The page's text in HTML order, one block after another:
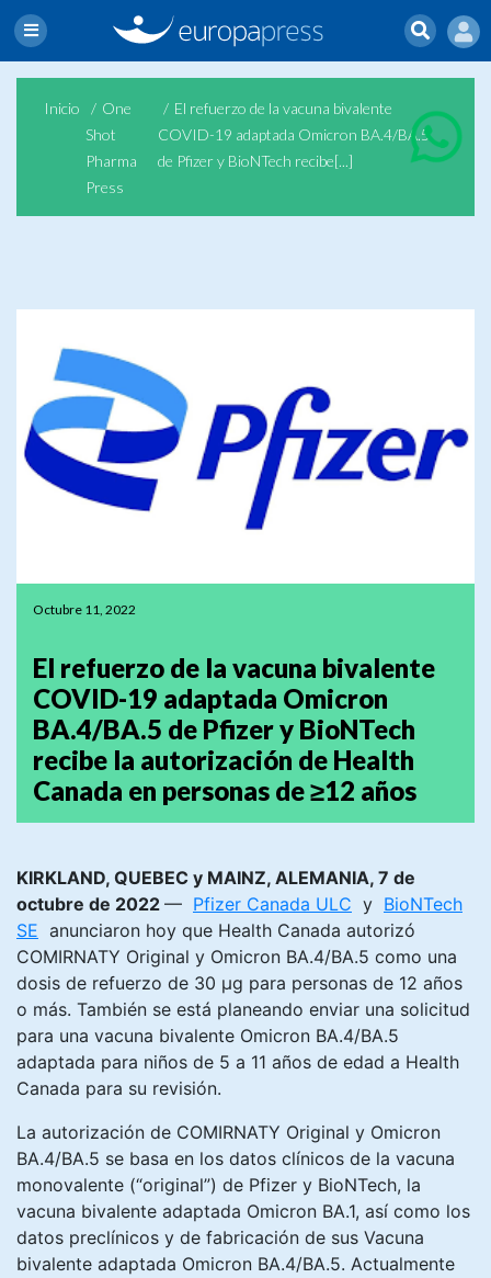
Inicio
One
Shot
Pharma
Press
El refuerzo de la vacuna bivalente
COVID-19 adaptada Omicron BA.4/BA.5
de Pfizer y BioNTech recibe[...]
Octubre 11, 2022
El refuerzo de la vacuna bivalente
COVID-19 adaptada Omicron
BA.4/BA.5 de Pfizer y BioNTech
recibe la autorización de Health
Canada en personas de ≥12 años
KIRKLAND, QUEBEC y MAINZ, ALEMANIA, 7 de
octubre de 2022 — Pfizer Canada ULC y BioNTech
SE anunciaron hoy que Health Canada autorizó
COMIRNATY Original y Omicron BA.4/BA.5 como una
dosis de refuerzo de 30 μg para personas de 12 años
o más. También se está planeando enviar una solicitud
para una vacuna bivalente Omicron BA.4/BA.5
adaptada para niños de 5 a 11 años de edad a Health
Canada para su revisión.
La autorización de COMIRNATY Original y Omicron
BA.4/BA.5 se basa en los datos clínicos de la vacuna
monovalente (“original”) de Pfizer y BioNTech, la
vacuna bivalente adaptada Omicron BA.1, así como los
datos preclínicos y de fabricación de sus Vacuna
bivalente adaptada Omicron BA.4/BA.5. Actualmente